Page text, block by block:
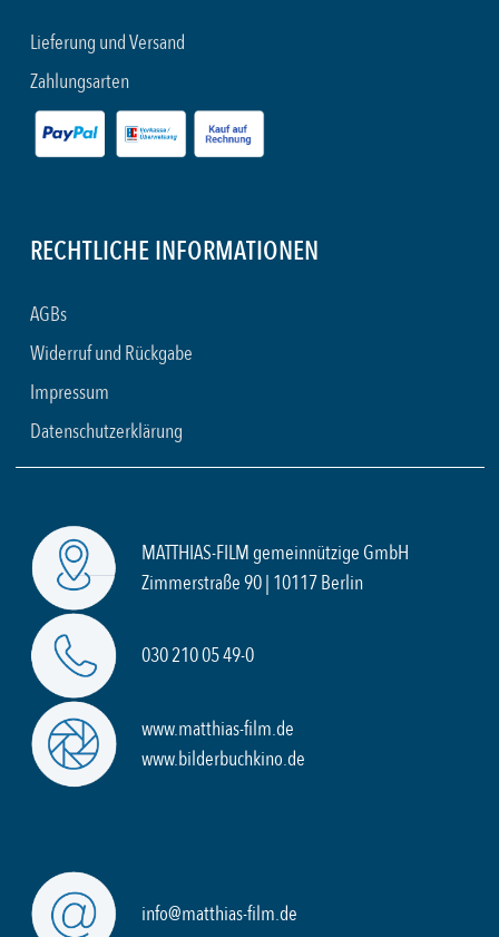
Lieferung und Versand
Zahlungsarten
RECHTLICHE INFORMATIONEN
AGBs
Widerruf und Rückgabe
Impressum
Datenschutzerklärung
MATTHIAS-FILM gemeinnützige GmbH
Zimmerstraße 90 | 10117 Berlin
030 210 05 49-0
www.matthias-film.de
www.bilderbuchkino.de
info@matthias-film.de